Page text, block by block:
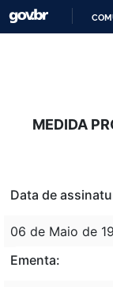
MEDIDA
Data de
06 de Maio de
Ementa: